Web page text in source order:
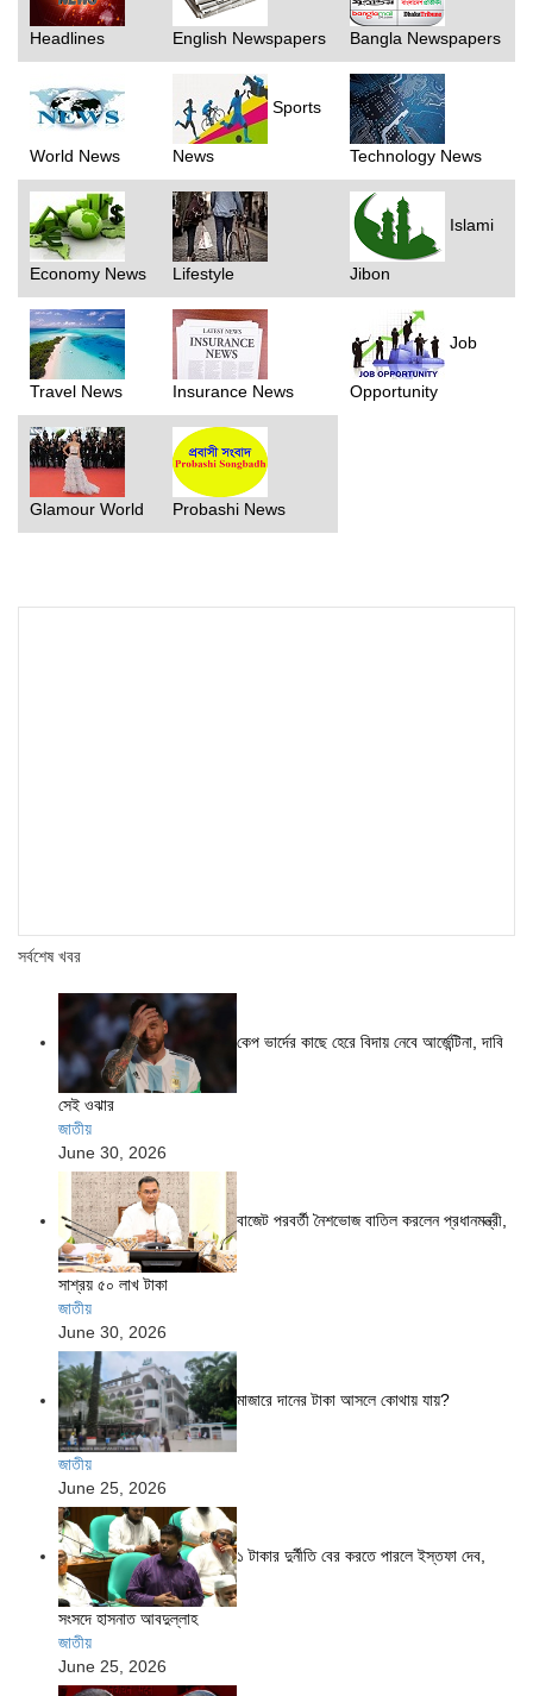
Headlines English Newspapers Bangla Newspapers
World News
Sports
News Technology News
Economy News Lifestyle
Islami
Jibon
Travel News Insurance News
Job
Opportunity
Glamour World Probashi News
সর্বশেষ খবর
কেপ ভার্দের কাছে হেরে বিদায় নেবে আর্জেন্টিনা, দাবি
সেই ওঝার
জাতীয়
June 30, 2026
বাজেট পরবর্তী নৈশভোজ বাতিল করলেন প্রধানমন্ত্রী,
সাশ্রয় ৫০ লাখ টাকা
জাতীয়
June 30, 2026
মাজারে দানের টাকা আসলে কোথায় যায়?
জাতীয়
June 25, 2026
১ টাকার দুর্নীতি বের করতে পারলে ইস্তফা দেব,
সংসদে হাসনাত আবদুল্লাহ
জাতীয়
June 25, 2026